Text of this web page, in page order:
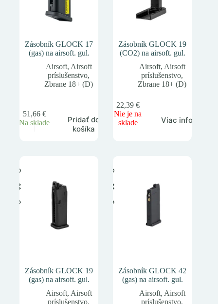
Zásobník GLOCK 17
(gas) na airsoft. gul.
Airsoft, Airsoft
príslušenstvo,
Zbrane 18+ (D)
51,66 €
Na sklade
Pridať do
košíka
Zásobník GLOCK 19
(CO2) na airsoft. gul.
Airsoft, Airsoft
príslušenstvo,
Zbrane 18+ (D)
22,39 €
Nie je na
sklade
Viac info
Zásobník GLOCK 19
(gas) na airsoft. gul.
Airsoft, Airsoft
príslušenstvo,
Zásobník GLOCK 42
(gas) na airsoft. gul.
Airsoft, Airsoft
príslušenstvo,